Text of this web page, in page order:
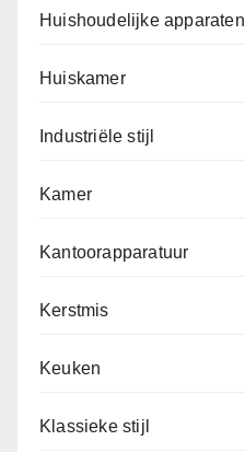
Huishoudelijke apparaten
Huiskamer
Industriële stijl
Kamer
Kantoorapparatuur
Kerstmis
Keuken
Klassieke stijl